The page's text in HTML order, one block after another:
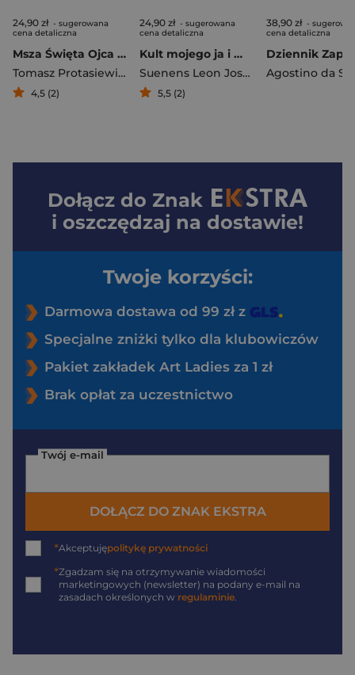
24,90 zł - sugerowana
cena detaliczna
Msza Święta Ojca Pio
Tomasz Protasiewicz
4,5 (2)
24,90 zł - sugerowana
cena detaliczna
Kult mojego ja i moja wiara
Suenens Leon Joseph
5,5 (2)
38,90 zł -
cena detaliczna
Dołącz do Znak
i oszczędzaj na dostawie!
Twoje korzyści:
Darmowa dostawa od 99 zł z
Specjalne zniżki tylko dla klubowiczów
Pakiet zakładek Art Ladies za 1 zł
Brak opłat za uczestnictwo
Twój e-mail
DOŁĄCZ DO ZNAK EKSTRA
*Akceptujępolitykę prywatności
*Zgadzam się na otrzymywanie wiadomości
marketingowych (newsletter) na podany e-mail na
zasadach określonych w regulaminie.